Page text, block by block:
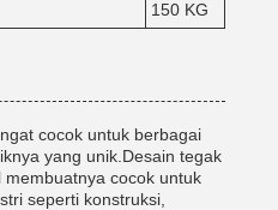
150 KG
cocok untuk berbagai
yang unik.Desain tegak
cocok untuk
seperti konstruksi,